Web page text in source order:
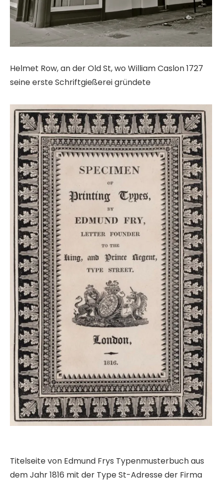
Helmet Row, an der Old St, wo William Caslon 1727
seine erste Schriftgießerei gründete
Titelseite von Edmund Frys Typenmusterbuch aus
dem Jahr 1816 mit der Type St-Adresse der Firma